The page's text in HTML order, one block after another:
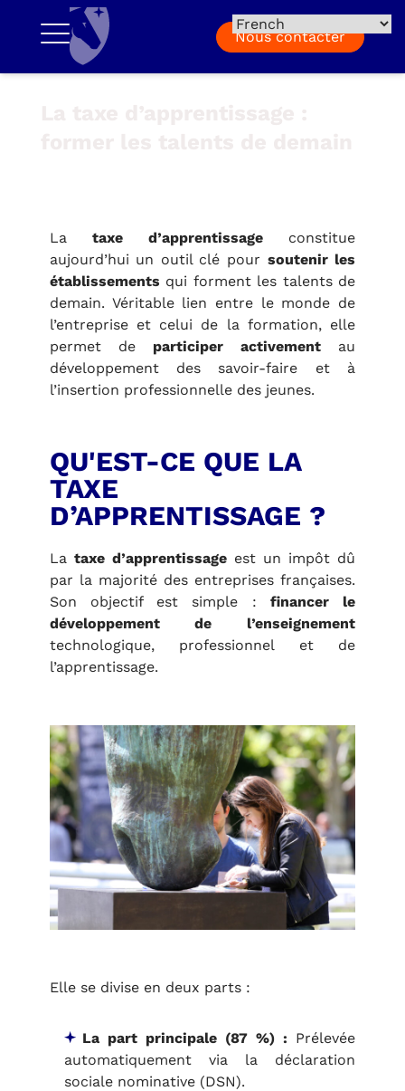
Nous contacter
La taxe d’apprentissage constitue
aujourd’hui un outil clé pour soutenir les
établissements qui forment les talents de
demain. Véritable lien entre le monde de
l’entreprise et celui de la formation, elle
permet de participer activement au
développement des savoir-faire et à
l’insertion professionnelle des jeunes.
QU'EST-CE QUE LA
TAXE
D’APPRENTISSAGE ?
La taxe d’apprentissageest un impôt dû
par la majorité des entreprises françaises.
Son objectif est simple : financer le
développement de l’enseignement
technologique, professionnel et de
l’apprentissage.
Elle se divise en deux parts :
La part principale (87 %) : Prélevée
automatiquement via la déclaration
sociale nominative (DSN).